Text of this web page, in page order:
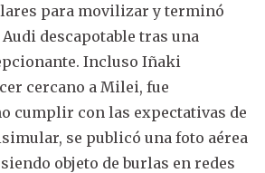
para movilizar y terminó
descapotable tras una
Incluso Iñaki
cercano a Milei, fue
cumplir con las expectativas de
se publicó una foto aérea
objeto de burlas en redes